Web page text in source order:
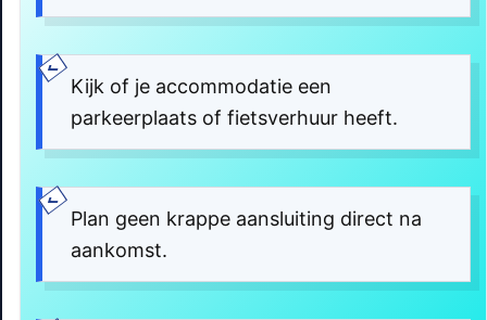
Kijk of je accommodatie een
parkeerplaats of fietsverhuur heeft.
Plan geen krappe aansluiting direct na
aankomst.